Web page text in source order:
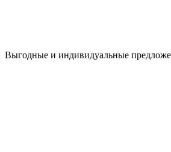
Выгодные и индивидуальные